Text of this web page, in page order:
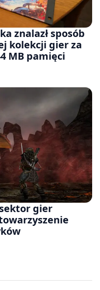
znalazł sposób
kolekcji gier za
MB pamięci
gier